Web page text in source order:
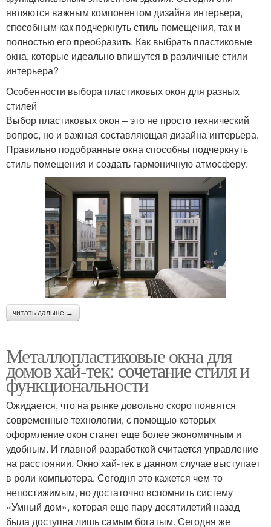
являются важным компонентом дизайна интерьера,
способным как подчеркнуть стиль помещения, так и
полностью его преобразить. Как выбрать пластиковые
окна, которые идеально впишутся в различные стили
интерьера?
Особенности выбора пластиковых окон для разных
стилей
Выбор пластиковых окон – это не просто технический
вопрос, но и важная составляющая дизайна интерьера.
Правильно подобранные окна способны подчеркнуть
стиль помещения и создать гармоничную атмосферу.
читать дальше →
Металлопластиковые окна для
домов хай-тек: сочетание стиля и
функциональности
Ожидается, что на рынке довольно скоро появятся
современные технологии, с помощью которых
оформление окон станет еще более экономичным и
удобным. И главной разработкой считается управление
на расстоянии. Окно хай-тек в данном случае выступает
в роли компьютера. Сегодня это кажется чем-то
непостижимым, но достаточно вспомнить систему
«Умный дом», которая еще пару десятилетий назад
была доступна лишь самым богатым. Сегодня же